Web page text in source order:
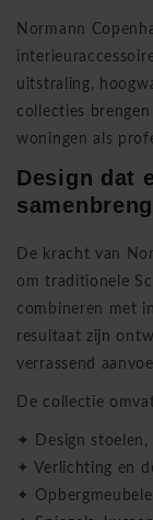
Normann
uitstraling,
collecties
woningen als
Design dat
De kracht van
om traditionele
combineren met
resultaat zijn
verrassend
De collectie
✦ Design
✦ Verlichting en
✦